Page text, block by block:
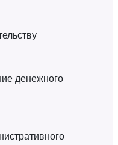
денежного